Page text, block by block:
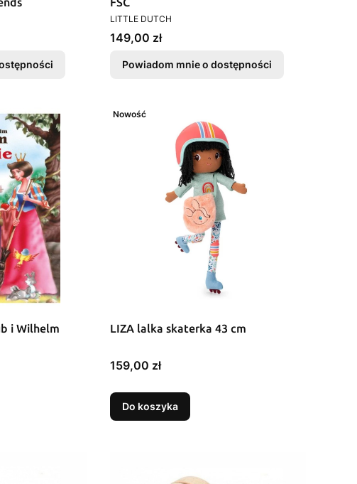
PRODUCENT
LITTLE DUTCH
Cena
149,00 zł
Powiadom mnie o dostępności
i Wilhelm
Nowość
LIZA lalka skaterka 43 cm
Cena
159,00 zł
Do koszyka